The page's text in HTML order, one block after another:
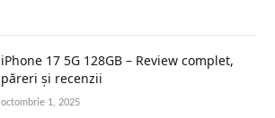
iPhone 17 5G 128GB – Review complet,
păreri și recenzii
octombrie 1, 2025